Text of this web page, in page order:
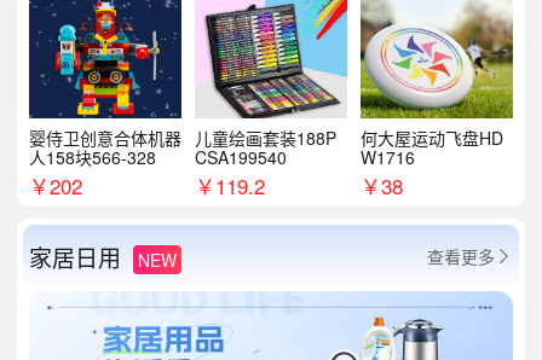
婴侍卫创意合体机器
人158块566-328
￥202
儿童绘画套装188P
CSA199540
￥119.2
何大屋运动飞盘HD
W1716
￥38
家居日用 NEW 查看更多 